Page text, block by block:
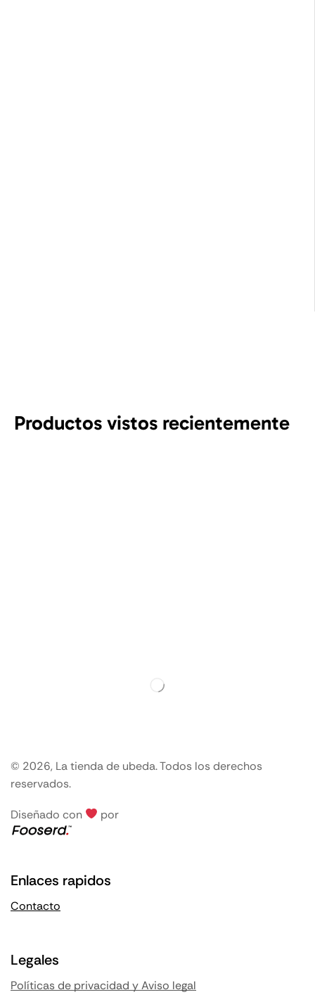
Productos vistos recientemente
© 2026, La tienda de ubeda. Todos los derechos
reservados.
Diseñado con por
Enlaces rapidos
Contacto
Legales
Políticas de privacidad y Aviso legal